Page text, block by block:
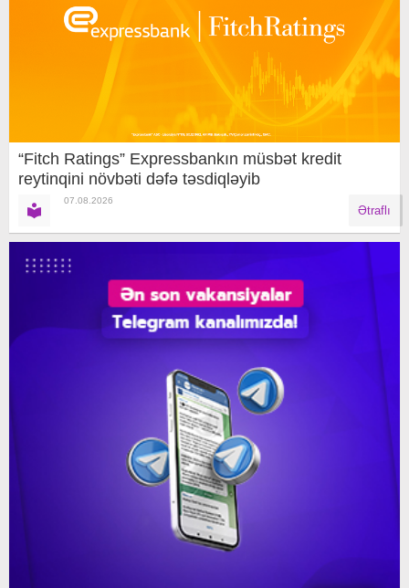
“Fitch Ratings” Expressbankın müsbət kredit
reytinqini növbəti dəfə təsdiqləyib
07.08.2026
Ətraflı